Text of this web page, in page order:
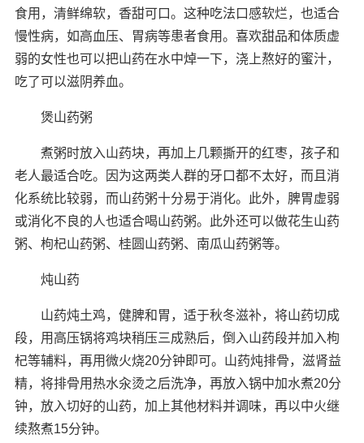
食用，清鲜绵软，香甜可口。这种吃法口感软烂，也适合
慢性病，如高血压、胃病等患者食用。喜欢甜品和体质虚
弱的女性也可以把山药在水中焯一下，浇上熬好的蜜汁，
吃了可以滋阴养血。
煲山药粥
煮粥时放入山药块，再加上几颗撕开的红枣，孩子和
老人最适合吃。因为这两类人群的牙口都不太好，而且消
化系统比较弱，而山药粥十分易于消化。此外，脾胃虚弱
或消化不良的人也适合喝山药粥。此外还可以做花生山药
粥、枸杞山药粥、桂圆山药粥、南瓜山药粥等。
炖山药
山药炖土鸡，健脾和胃，适于秋冬滋补，将山药切成
段，用高压锅将鸡块稍压三成熟后，倒入山药段并加入枸
杞等辅料，再用微火烧20分钟即可。山药炖排骨，滋肾益
精，将排骨用热水汆烫之后洗净，再放入锅中加水煮20分
钟，放入切好的山药，加上其他材料并调味，再以中火继
续熬煮15分钟。